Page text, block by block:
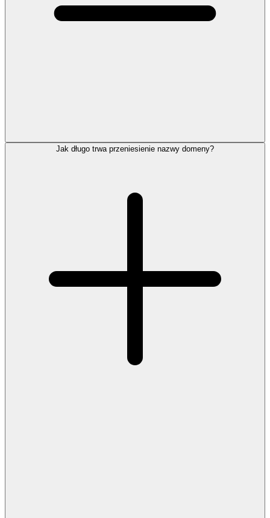
Jak długo trwa przeniesienie nazwy domeny?